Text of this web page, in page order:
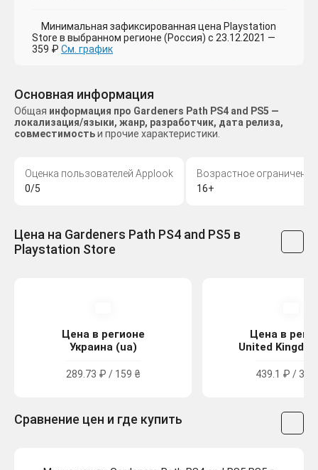
Минимальная зафиксированная цена Playstation
Store в выбранном регионе (Россия) с 23.12.2021 —
359 ₽ См. график
Основная информация
Общая информация про Gardeners Path PS4 and PS5 —
локализация/языки, жанр, разработчик, дата релиза,
совместимостьи прочие характеристики.
Оценка пользователей Applook
0/5
Возрастное ограничение
16+
Цена на Gardeners Path PS4 and PS5 в
Playstation Store
Цена в регионе
Украина (ua)
289.73 ₽ / 159 ₴
Цена в
United
439.1 ₽ /
Сравнение цен и где купить